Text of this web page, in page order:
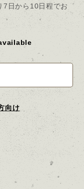
7日から10日程でお
向け